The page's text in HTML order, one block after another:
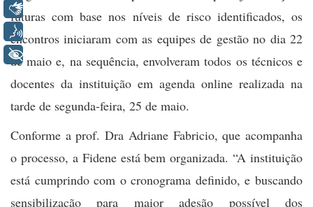
futuras com base nos níveis de risco identificados, os
encontros iniciaram com as equipes de gestão no dia 22
de maio e, na sequência, envolveram todos os técnicos e
docentes da instituição em agenda online realizada na
tarde de segunda-feira, 25 de maio.
Conforme a prof. Dra Adriane Fabricio, que acompanha
o processo, a Fidene está bem organizada. “A instituição
está cumprindo com o cronograma definido, e buscando
sensibilização para maior adesão possível dos
+ Acessibilidade